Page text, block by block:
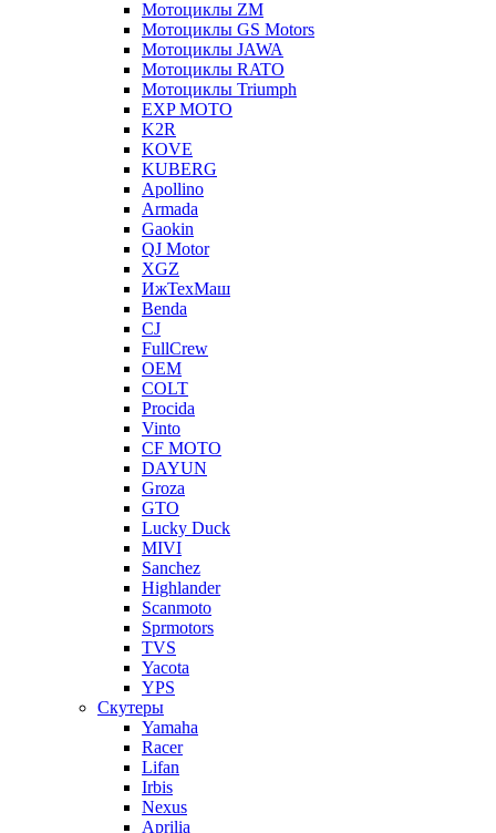
Мотоциклы ZM
Мотоциклы GS Motors
Мотоциклы JAWA
Мотоциклы RATO
Мотоциклы Triumph
EXP MOTO
K2R
KOVE
KUBERG
Apollino
Armada
Gaokin
QJ Motor
XGZ
ИжТехМаш
Benda
CJ
FullCrew
OEM
COLT
Procida
Vinto
CF MOTO
DAYUN
Groza
GTO
Lucky Duck
MIVI
Sanchez
Highlander
Scanmoto
Sprmotors
TVS
Yacota
YPS
Скутеры
Yamaha
Racer
Lifan
Irbis
Nexus
Aprilia